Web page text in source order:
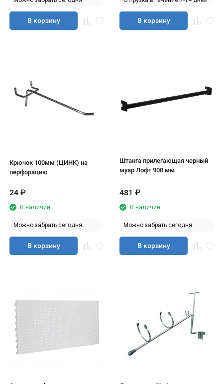
В корзину В корзину
Крючок 100мм (ЦИНК) на
перфорацию
24 ₽
В наличии
Можно забрать сегодня
В корзину
Штанга прилегающая черный
муар Лофт 900 мм
481 ₽
В наличии
Можно забрать сегодня
В корзину